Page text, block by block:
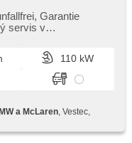
mit
isofix, beheizte
Teilbare
Garantie
servis v
110 kW
a McLaren , Vestec,